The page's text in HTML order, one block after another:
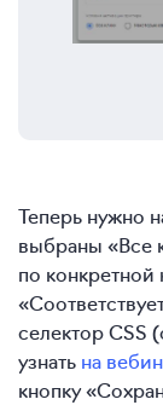
Теперь нужно
выбраны «Все
по конкретной
селектор CSS
узнать на
кнопку